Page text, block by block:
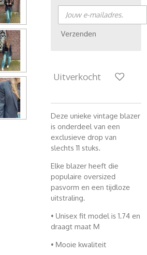
Verzenden
Uitverkocht
Deze unieke vintage blazer
is onderdeel van een
exclusieve drop van
slechts 11 stuks.
Elke blazer heeft die
populaire oversized
pasvorm en een tijdloze
uitstraling.
• Unisex fit model is 1.74 en
draagt maat M
• Mooie kwaliteit